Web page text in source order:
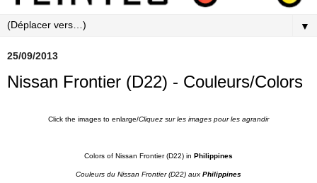
▼
25/09/2013
Nissan Frontier (D22) - Couleurs/Colors
Click the images to enlarge/Cliquez sur les images pour les agrandir
Colors of Nissan Frontier (D22) in Philippines
Couleurs du Nissan Frontier (D22) aux Philippines